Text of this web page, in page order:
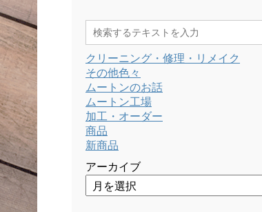
クリーニング・修理・リメイク
その他色々
ムートンのお話
ムートン工場
加工・オーダー
商品
新商品
アーカイブ